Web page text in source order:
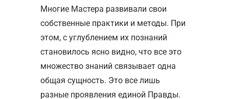
Многие Мастера развивали свои
собственные практики и методы. При
этом, с углублением их познаний
становилось ясно видно, что все это
множество знаний связывает одна
общая сущность. Это все лишь
разные проявления единой Правды.